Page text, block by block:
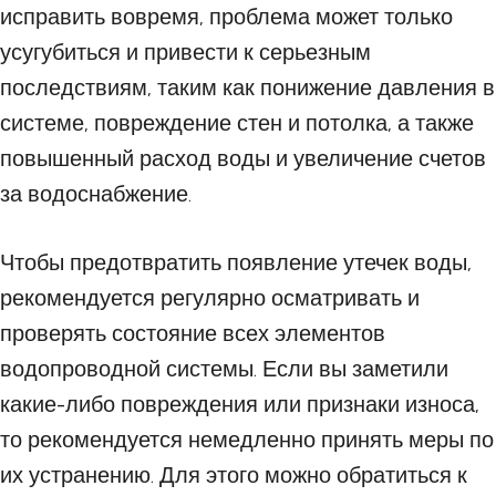
исправить вовремя, проблема может только
усугубиться и привести к серьезным
последствиям, таким как понижение давления в
системе, повреждение стен и потолка, а также
повышенный расход воды и увеличение счетов
за водоснабжение.
Чтобы предотвратить появление утечек воды,
рекомендуется регулярно осматривать и
проверять состояние всех элементов
водопроводной системы. Если вы заметили
какие-либо повреждения или признаки износа,
то рекомендуется немедленно принять меры по
их устранению. Для этого можно обратиться к